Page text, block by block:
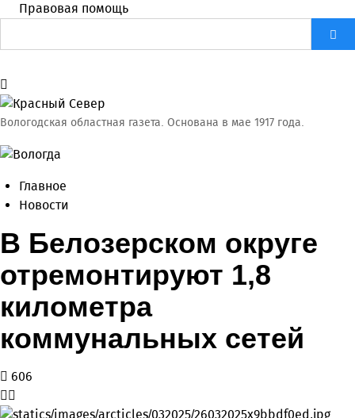
Правовая помощь
Вологодская областная газета. Основана в мае 1917 года.
Главное
Новости
В Белозерском округе
отремонтируют 1,8
километра
коммунальных сетей
606